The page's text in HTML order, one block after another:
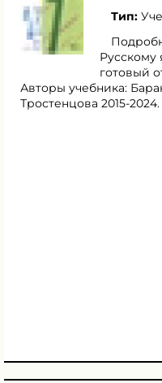
Тип:
Русскому
готовый
Авторы учебника:
Тростенцова 2015-2024.